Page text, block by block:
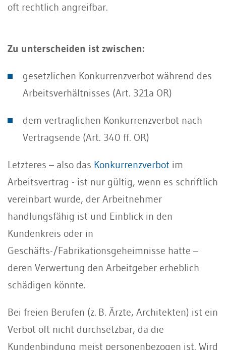
oft rechtlich angreifbar.
Zu unterscheiden ist zwischen:
gesetzlichen Konkurrenzverbot während des
Arbeitsverhältnisses (Art. 321a OR)
dem vertraglichen Konkurrenzverbot nach
Vertragsende (Art. 340 ff. OR)
Letzteres – also das Konkurrenzverbot im
Arbeitsvertrag - ist nur gültig, wenn es schriftlich
vereinbart wurde, der Arbeitnehmer
handlungsfähig ist und Einblick in den
Kundenkreis oder in
Geschäfts-/Fabrikationsgeheimnisse hatte –
deren Verwertung den Arbeitgeber erheblich
schädigen könnte.
Bei freien Berufen (z. B. Ärzte, Architekten) ist ein
Verbot oft nicht durchsetzbar, da die
Kundenbindung meist personenbezogen ist. Wird